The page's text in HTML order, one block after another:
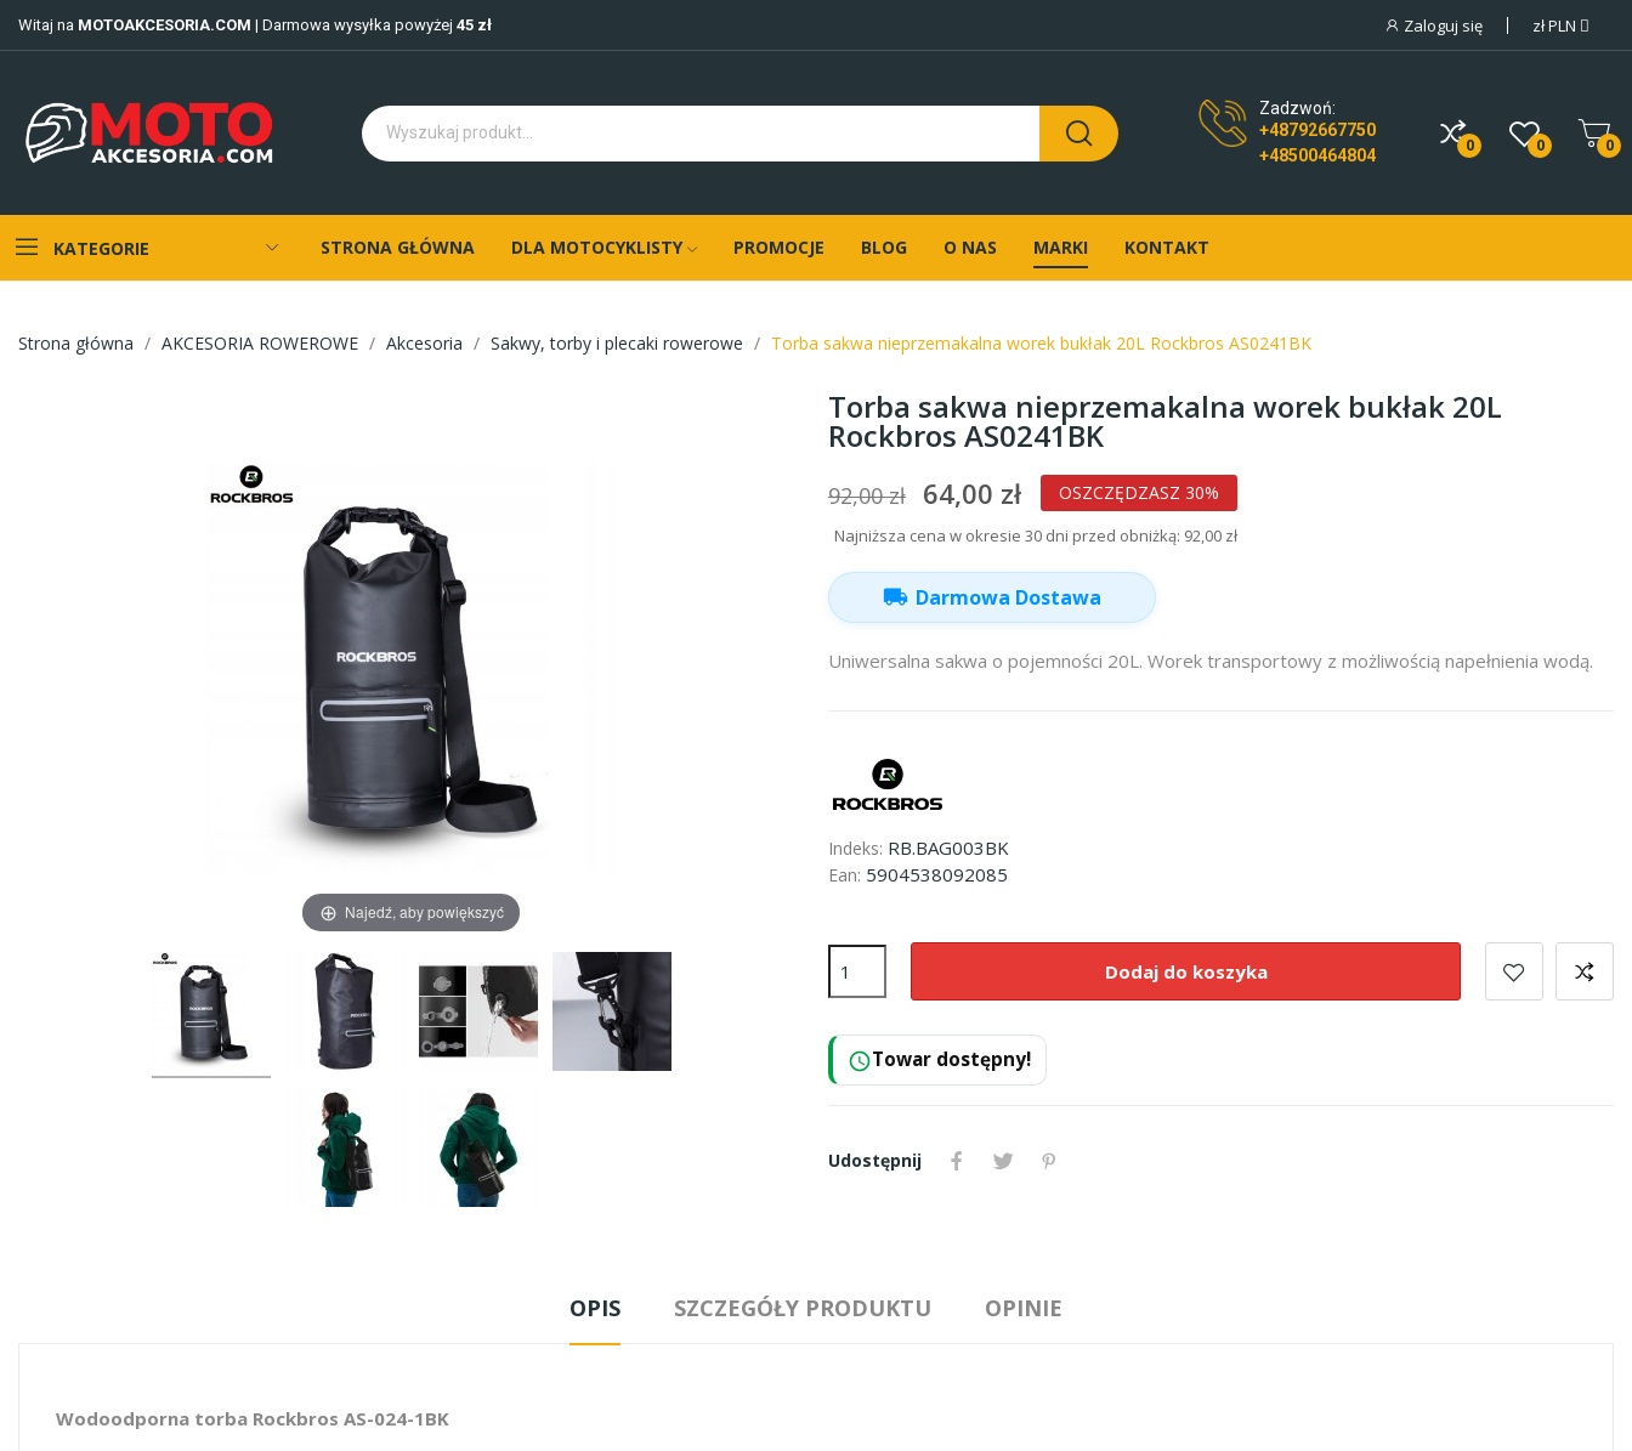
Witaj na MOTOAKCESORIA.COM | Darmowa wysyłka powyżej 45 zł Zaloguj się złPLN
Zadzwoń:
+48792667750
+48500464804
0 0 0
KATEGORIE STRONA GŁÓWNA DLA MOTOCYKLISTY PROMOCJE BLOG O NAS MARKI KONTAKT
Strona główna AKCESORIA ROWEROWE Akcesoria Sakwy, torby i plecaki rowerowe Torba sakwa nieprzemakalna worek bukłak 20L Rockbros AS0241BK
Najedź, aby powiększyć
Torba sakwa nieprzemakalna worek bukłak 20L
Rockbros AS0241BK
92,00 zł 64,00 zł OSZCZĘDZASZ 30%
Najniższa cena w okresie 30 dni przed obniżką: 92,00 zł
local_shipping Darmowa Dostawa
Uniwersalna sakwa o pojemności 20L. Worek transportowy z możliwością napełnienia wodą.
Indeks: RB.BAG003BK
Ean: 5904538092085
Dodaj do koszyka
scheduleTowar dostępny!
Udostępnij
OPIS SZCZEGÓŁY PRODUKTU OPINIE
Wodoodporna torba Rockbros AS-024-1BK